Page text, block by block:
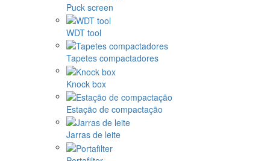
Puck screen
WDT tool
Tapetes compactadores
Knock box
Estação de compactação
Jarras de leite